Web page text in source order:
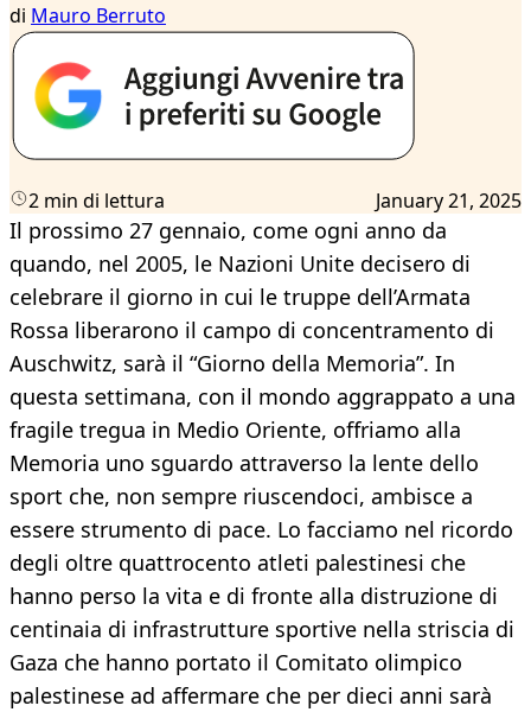
di Mauro Berruto
2 min di lettura January 21, 2025
Il prossimo 27 gennaio, come ogni anno da
quando, nel 2005, le Nazioni Unite decisero di
celebrare il giorno in cui le truppe dell’Armata
Rossa liberarono il campo di concentramento di
Auschwitz, sarà il “Giorno della Memoria”. In
questa settimana, con il mondo aggrappato a una
fragile tregua in Medio Oriente, offriamo alla
Memoria uno sguardo attraverso la lente dello
sport che, non sempre riuscendoci, ambisce a
essere strumento di pace. Lo facciamo nel ricordo
degli oltre quattrocento atleti palestinesi che
hanno perso la vita e di fronte alla distruzione di
centinaia di infrastrutture sportive nella striscia di
Gaza che hanno portato il Comitato olimpico
palestinese ad affermare che per dieci anni sarà